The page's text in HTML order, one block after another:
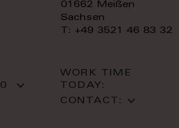
01662 Meißen
Sachsen
T: +49 3521 46 83 32
WORK TIME
TODAY:
CONTACT: